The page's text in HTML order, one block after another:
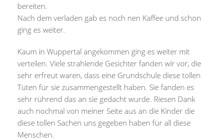
bereiten.
Nach dem verladen gab es noch nen Kaffee und schon
ging es weiter.
Kaum in Wuppertal angekommen ging es weiter mit
verteilen. Viele strahlende Gesichter fanden wir vor, die
sehr erfreut waren, dass eine Grundschule diese tollen
Tüten für sie zusammengestellt haben. Sie fanden es
sehr rührend das an sie gedacht wurde. Riesen Dank
auch nochmal von meiner Seite aus an die Kinder die
diese tollen Sachen uns gegeben haben für all diese
Menschen.